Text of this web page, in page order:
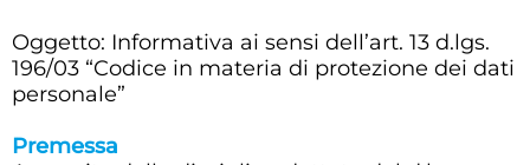
Oggetto: Informativa ai sensi dell’art. 13 d.lgs.
196/03 “Codice in materia di protezione dei dati
personale”
Premessa